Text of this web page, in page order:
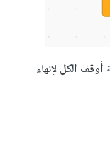
لإنهاء